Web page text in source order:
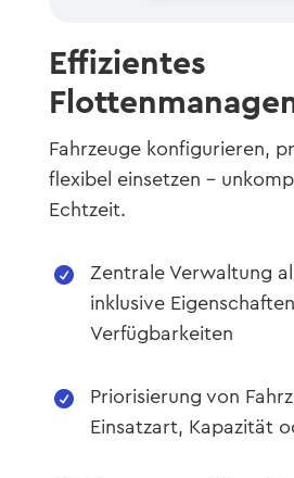
Effizientes
Fahrzeuge konfigurieren,
flexibel einsetzen –
Echtzeit.

Zentrale Verwaltung
inklusive
Verfügbarkeiten

Priorisierung von
Einsatzart, Kapazität